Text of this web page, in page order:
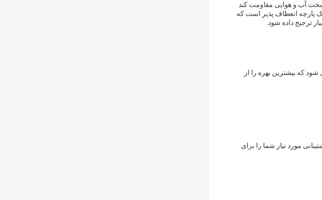
سخت آب و هوایی مقاومت کند
پارچه انعطاف پذیر است که
ترجیح داده شود.
که بیشترین بهره را از
مورد نیاز شما را برای